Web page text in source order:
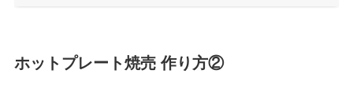
ホットプレート焼売 作り方②